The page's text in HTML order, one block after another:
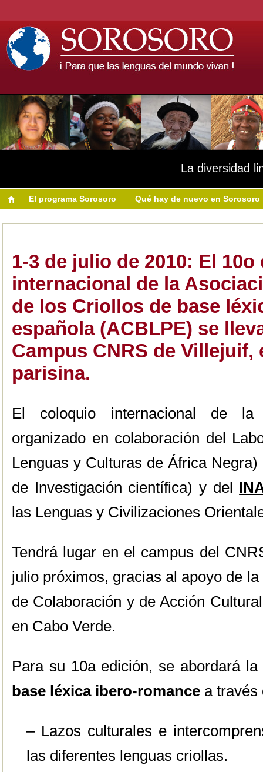
La diversidad
El programa Sorosoro Qué hay de nuevo en Sorosoro
1-3 de julio de 2010: El
internacional de la
de los Criollos de base
española (ACBLPE) se
Campus CNRS de Villejuif,
parisina.
El coloquio internacional de
organizado en colaboración del
Lenguas y Culturas de África
de Investigación científica) y del
las Lenguas y Civilizaciones
Tendrá lugar en el campus del
julio próximos, gracias al apoyo de la
de Colaboración y de Acción
en Cabo Verde.
Para su 10a edición, se abordará
base léxica ibero-romance a través
– Lazos culturales e
las diferentes lenguas criollas.